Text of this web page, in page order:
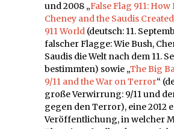
und 2008 „False Flag 911: How
Cheney and the Saudis
911 World (deutsch: 11.
falscher Flagge: Wie Bush,
Saudis die Welt nach dem 11.
bestimmten) sowie „The Big
9/11 and the War on Terror“
große Verwirrung: 9/11 und
gegen den Terror), eine 2012
Veröffentlichung, in welcher